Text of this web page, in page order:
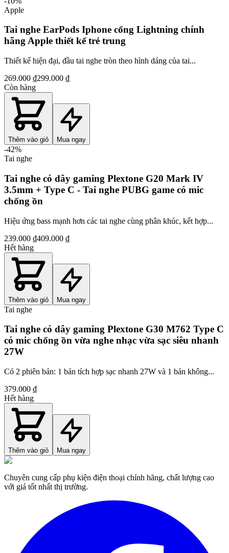
Apple
Tai nghe EarPods Iphone cổng Lightning chính
hãng Apple thiết kế trẻ trung
Thiết kế hiện đại, đầu tai nghe tròn theo hình dáng của tai...
269.000 ₫299.000 ₫
Còn hàng
Thêm vào giỏ Mua ngay
-42%
Tai nghe
Tai nghe có dây gaming Plextone G20 Mark IV
3.5mm + Type C - Tai nghe PUBG game có mic
chống ồn
Hiệu ứng bass mạnh hơn các tai nghe cùng phân khúc, kết hợp...
239.000 ₫409.000 ₫
Hết hàng
Thêm vào giỏ Mua ngay
Tai nghe
Tai nghe có dây gaming Plextone G30 M762 Type C
có mic chống ồn vừa nghe nhạc vừa sạc siêu nhanh
27W
Có 2 phiên bản: 1 bản tích hợp sạc nhanh 27W và 1 bản không...
379.000 ₫
Hết hàng
Thêm vào giỏ Mua ngay
Chuyên cung cấp phụ kiện điện thoại chính hãng, chất lượng cao
với giá tốt nhất thị trường.